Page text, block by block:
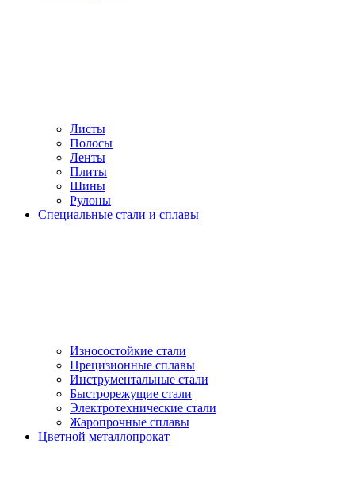
Листы
Полосы
Ленты
Плиты
Шины
Рулоны
Специальные стали и сплавы
Износостойкие стали
Прецизионные сплавы
Инструментальные стали
Быстрорежущие стали
Электротехнические стали
Жаропрочные сплавы
Цветной металлопрокат